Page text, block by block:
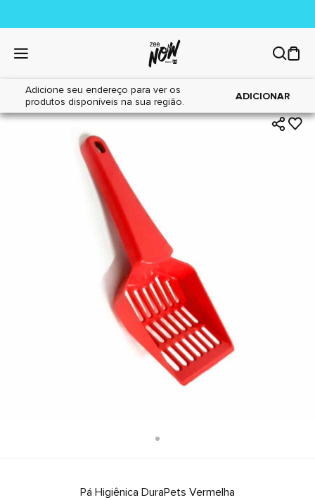
Adicione seu endereço para ver os
produtos disponíveis na sua região.
ADICIONAR
Home|Gatos|Areia Sanitária
Pá Higiênica DuraPets Vermelha